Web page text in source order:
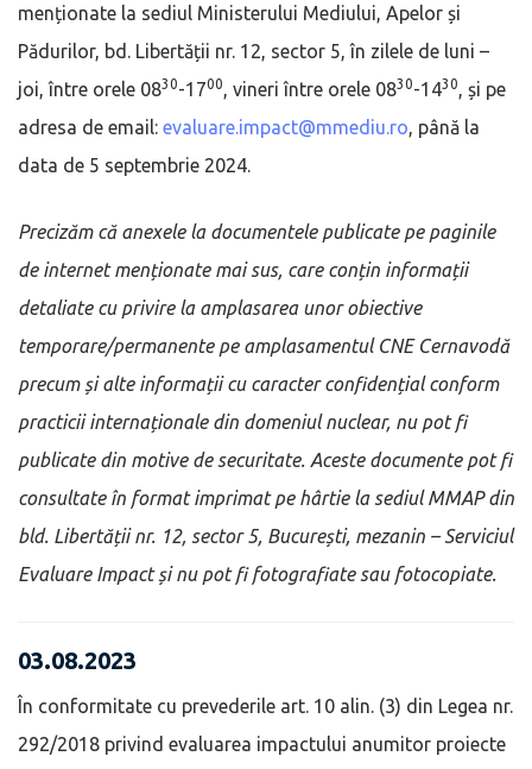
menționate la sediul Ministerului Mediului, Apelor și
Pădurilor, bd. Libertății nr. 12, sector 5, în zilele de luni –
joi, între orele 0830-1700, vineri între orele 0830-1430, și pe
adresa de email: evaluare.impact@mmediu.ro, până la
data de 5 septembrie 2024.
Precizăm că anexele la documentele publicate pe paginile
de internet menționate mai sus, care conțin informații
detaliate cu privire la amplasarea unor obiective
temporare/permanente pe amplasamentul CNE Cernavodă
precum și alte informații cu caracter confidențial conform
practicii internaționale din domeniul nuclear, nu pot fi
publicate din motive de securitate. Aceste documente pot fi
consultate în format imprimat pe hârtie la sediul MMAP din
bld. Libertății nr. 12, sector 5, București, mezanin – Serviciul
Evaluare Impact și nu pot fi fotografiate sau fotocopiate.
03.08.2023
În conformitate cu prevederile art. 10 alin. (3) din Legea nr.
292/2018 privind evaluarea impactului anumitor proiecte